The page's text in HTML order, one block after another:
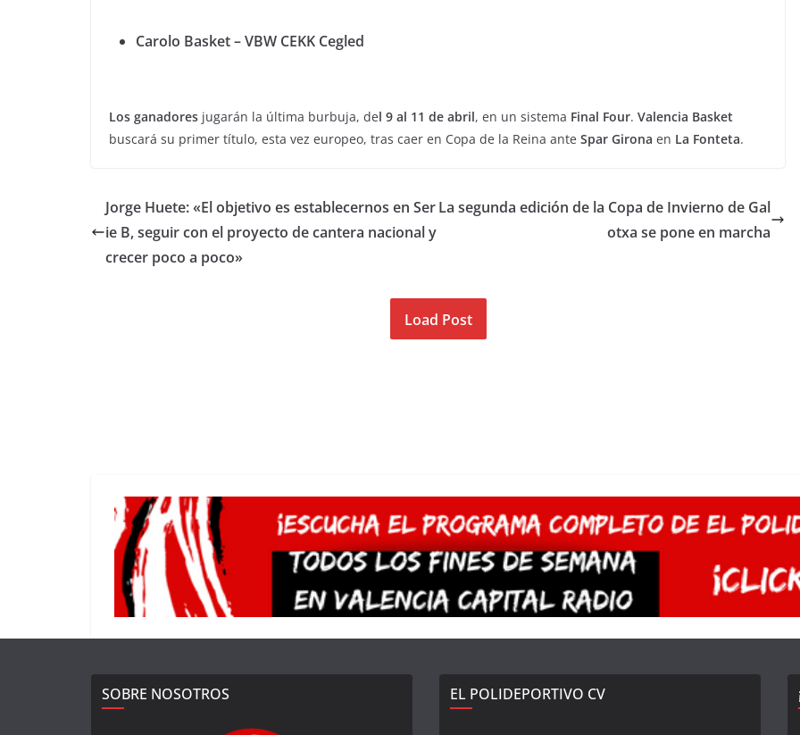
Carolo Basket – VBW CEKK Cegled
Los ganadores jugarán la última burbuja, del 9 al 11 de abril, en un sistema Final Four. Valencia Basket
buscará su primer título, esta vez europeo, tras caer en Copa de la Reina ante Spar Girona en La Fonteta.
Jorge Huete: «El objetivo es establecernos en Ser
ie B, seguir con el proyecto de cantera nacional y
crecer poco a poco»
La segunda edición de la Copa de Invierno de Gal
otxa se pone en marcha
Load Post
SOBRE NOSOTROS EL POLIDEPORTIVO CV